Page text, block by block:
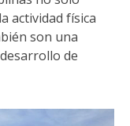
actividad física
son una
de